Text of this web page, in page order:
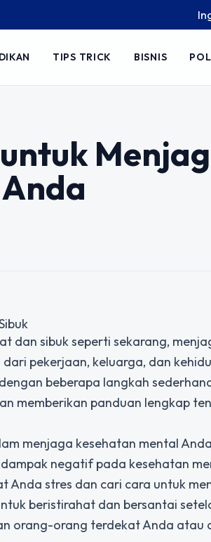
Ingin
TIPS TRICK BISNIS
dan sibuk seperti sekarang,
pekerjaan, keluarga, dan
beberapa langkah
memberikan panduan lengkap
menjaga kesehatan mental
negatif pada kesehatan
stres dan cari cara untuk
beristirahat dan bersantai
orang-orang terdekat Anda